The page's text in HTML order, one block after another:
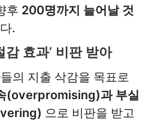
후 200명까지 늘어날 것
.
감 효과’ 비판 받아
의 지출 삭감을 목표로
(overpromising)과 부실
으로 비판을 받고